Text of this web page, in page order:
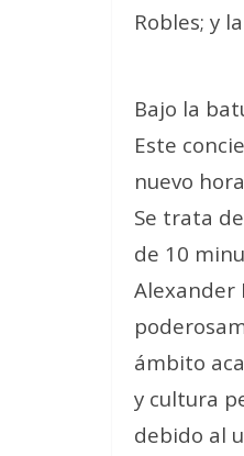
Robles; y
Bajo la
Este
nuevo
Se trata
de 10
Alexander
ámbito
y cultura
debido al